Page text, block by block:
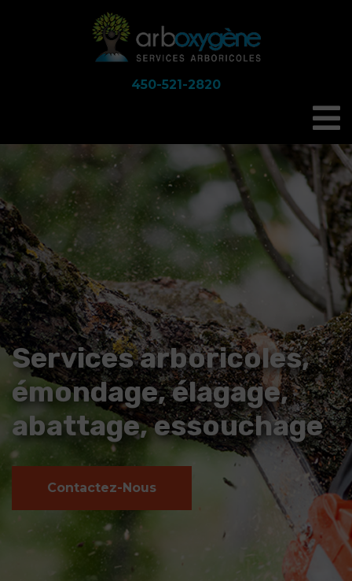
450-521-2820
Services arboricoles,
émondage, élagage,
abattage, essouchage
Contactez-Nous